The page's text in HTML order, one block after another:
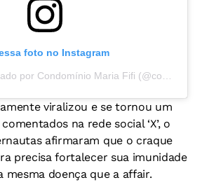
foto no Instagram
viralizou e se tornou um
na rede social ‘X’, o
afirmaram que o craque
precisa fortalecer sua imunidade
mesma doença que a affair.